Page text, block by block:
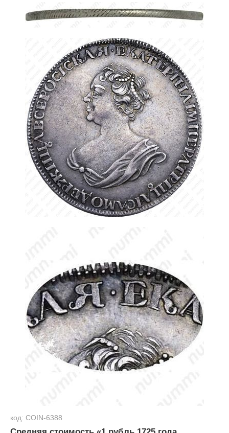
код: COIN-6388